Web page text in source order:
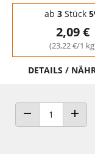
Staffelpreise -
ab 3Stück
2,09 €
(23,22 €/1
DETAILS /
ANZAHL VERRINGERN